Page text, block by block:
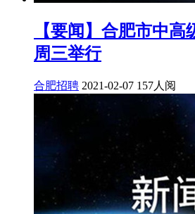
【要闻】合肥市中
周三举行
合肥招聘 2021-02-07 157人阅